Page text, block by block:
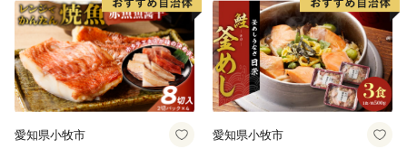
愛知県小牧市 愛知県小牧市